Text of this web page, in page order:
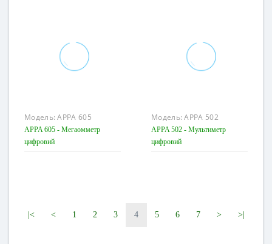
Модель:APPA 605
APPA 605 - Мегаомметр
цифровий
Модель:APPA 502
APPA 502 - Мультиметр
цифровий
|< < 1 2 3 4 5 6 7 > >|